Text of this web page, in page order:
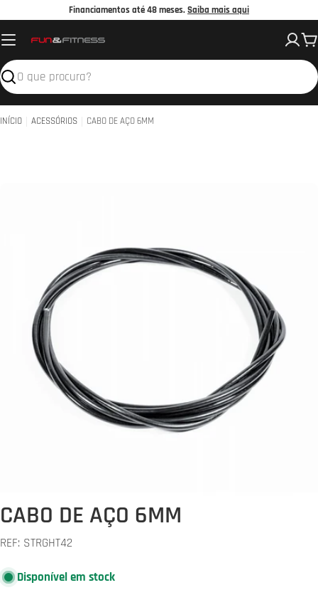
o
conteúdo
Financiamentos até 48 meses.Saiba mais aqui
Pesquisar
INÍCIO ACESSÓRIOS CABO DE AÇO 6MM
media 0 em modal
CABO DE AÇO 6MM
REF: STRGHT42
Disponível em stock